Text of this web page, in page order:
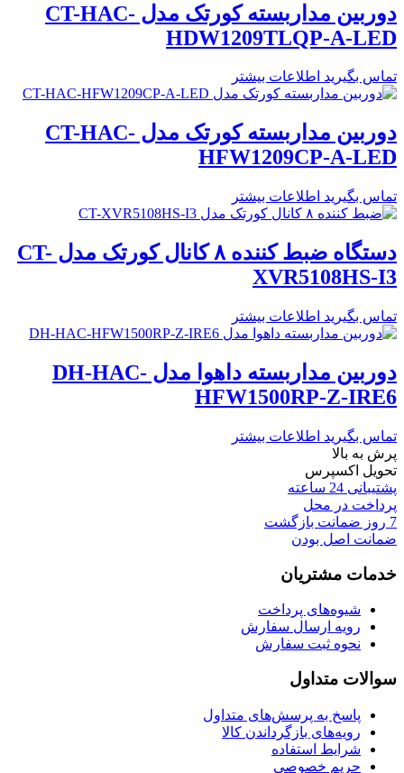
دوربین مداربسته کورتک مدل CT-HAC-
HDW1209TLQP-A-LED
تماس بگیرید اطلاعات بیشتر
دوربین مداربسته کورتک مدل CT-HAC-
HFW1209CP-A-LED
تماس بگیرید اطلاعات بیشتر
دستگاه ضبط کننده ۸ کانال کورتک مدل CT-
XVR5108HS-I3
تماس بگیرید اطلاعات بیشتر
دوربین مداربسته داهوا مدل DH-HAC-
HFW1500RP-Z-IRE6
تماس بگیرید اطلاعات بیشتر
پرش به بالا
تحویل اکسپرس
پشتیبانی 24 ساعته
پرداخت در محل
7 روز ضمانت بازگشت
ضمانت اصل بودن
خدمات مشتریان
شیوه‌های پرداخت
رویه ارسال سفارش
نحوه ثبت سفارش
سوالات متداول
پاسخ به پرسش‌های متداول
رویه‌های بازگرداندن کالا
شرایط استفاده
حریم خصوصی